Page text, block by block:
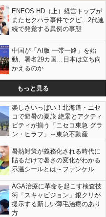
ENEOS HD（上）経営トップが
またセクハラ事件でクビ…2代連
続で発覚する異例の事態
中国が「AI版 一帯一路」を始
動、署名29カ国…日本は立ち向
かえるのか
もっと見る
楽しさいっぱい！北海道・ニセ
コで避暑の夏旅 絶景とアクティ
ビティが揃う「ニセコ東急 グラ
ン・ヒラフ」～東急不動産
暑熱対策が義務化される時代に
貼るだけで暑さの変化がわかる
示温シールとは～ファンケル
AGA治療に革命を起こす検査技
術「スキャビジョン」銀クリが
提示する新しい薄毛治療のあり
方